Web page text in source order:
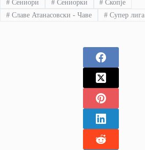
#Сениори #Сениорки # Скопје
#Славе Атанасовски - Чаве #Супер лига